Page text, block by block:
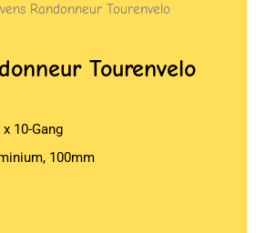
Randonneur Tourenvelo
Tourenvelo
10-Gang
100mm